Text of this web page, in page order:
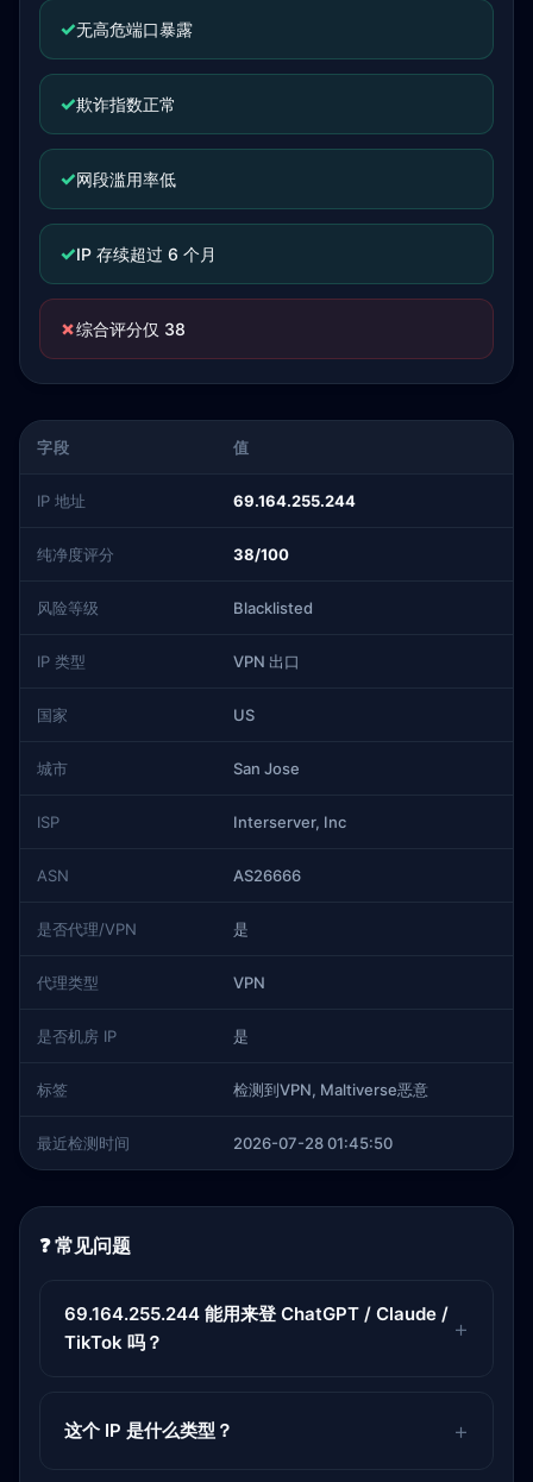
✓无高危端口暴露
✓欺诈指数正常
✓网段滥用率低
✓IP 存续超过 6 个月
✗综合评分仅 38
字段 值
IP 地址 69.164.255.244
纯净度评分 38/100
风险等级 Blacklisted
IP 类型 VPN 出口
国家 US
城市 San Jose
ISP Interserver, Inc
ASN AS26666
是否代理/VPN 是
代理类型 VPN
是否机房 IP 是
标签 检测到VPN, Maltiverse恶意
最近检测时间 2026-07-28 01:45:50
❓ 常见问题
69.164.255.244 能用来登 ChatGPT / Claude /
TikTok 吗？
这个 IP 是什么类型？